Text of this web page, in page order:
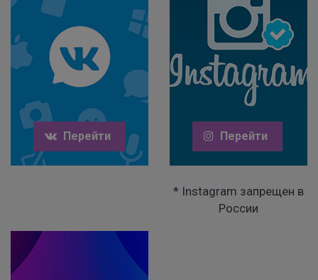
Перейти Перейти
* Instagram запрещен в
России